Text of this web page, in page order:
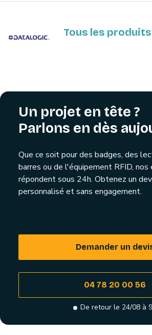
Tous les produits
Un projet en tête ?
Parlons en dès
Que ce soit pour des badges, des
barres ou de l'équipement RFID,
répondent sous 24h. Obtenez un
personnalisé et sans engagement.
Demander un
04 78 20 00 56
De retour le 24/08 à